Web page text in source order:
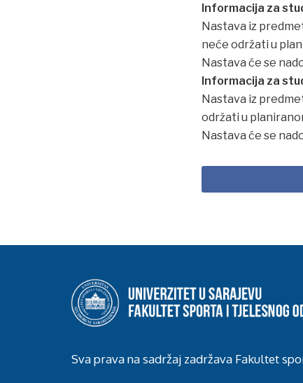
Informacija za
Nastava iz
neće održati u
Nastava će se
Informacija za
Nastava iz
održati u
Nastava će se
Sva prava na sadržaj zadržava Fakultet